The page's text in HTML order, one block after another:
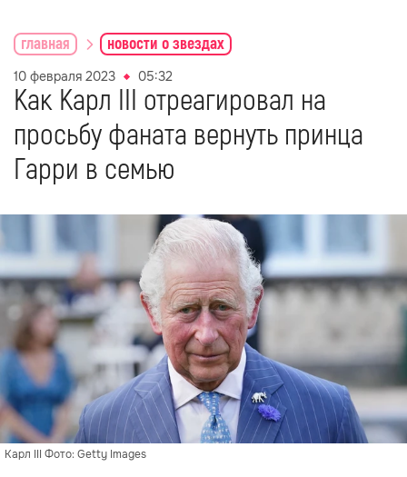
главная новости о звездах
10 февраля 2023 05:32
Как Карл III отреагировал на
просьбу фаната вернуть принца
Гарри в семью
Карл III Фото: Getty Images